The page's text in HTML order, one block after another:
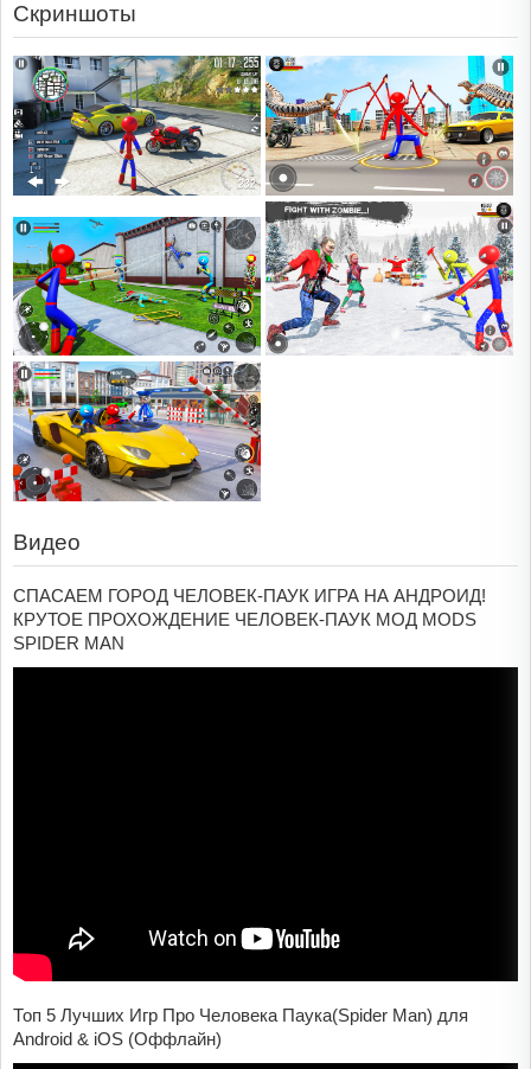
Скриншоты
Видео
СПАСАЕМ ГОРОД ЧЕЛОВЕК-ПАУК ИГРА НА АНДРОИД!
КРУТОЕ ПРОХОЖДЕНИЕ ЧЕЛОВЕК-ПАУК МОД MODS
SPIDER MAN
Топ 5 Лучших Игр Про Человека Паука(Spider Man) для
Android & iOS (Оффлайн)